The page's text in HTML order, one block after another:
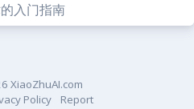
入门指南
XiaoZhuAI.com
Policy Report